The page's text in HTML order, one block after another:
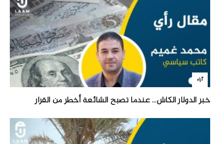
آراء
خبر الدولار الكاش… عندما تصبح الشائعة أخطر من القرار